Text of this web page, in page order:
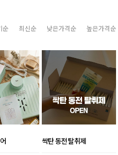
순 최신순 낮은가격순 높은가격순
싹탄 동전 탈취제